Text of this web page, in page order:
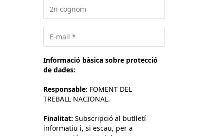
Informació bàsica sobre protecció
de dades:
Responsable: FOMENT DEL
TREBALL NACIONAL.
Finalitat: Subscripció al butlletí
informatiu i, si escau, per a